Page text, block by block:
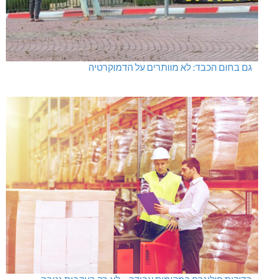
גם בחום הכבד: לא מוותרים על הדמוקרטיה